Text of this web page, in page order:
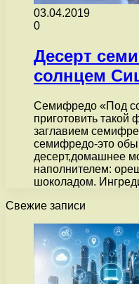
03.04.2019
0
Десерт
солнцем
Семифредо «Под
приготовить такой
заглавием
семифредо-это
десерт,домашнее
наполнителем:
шоколадом.
Свежие записи